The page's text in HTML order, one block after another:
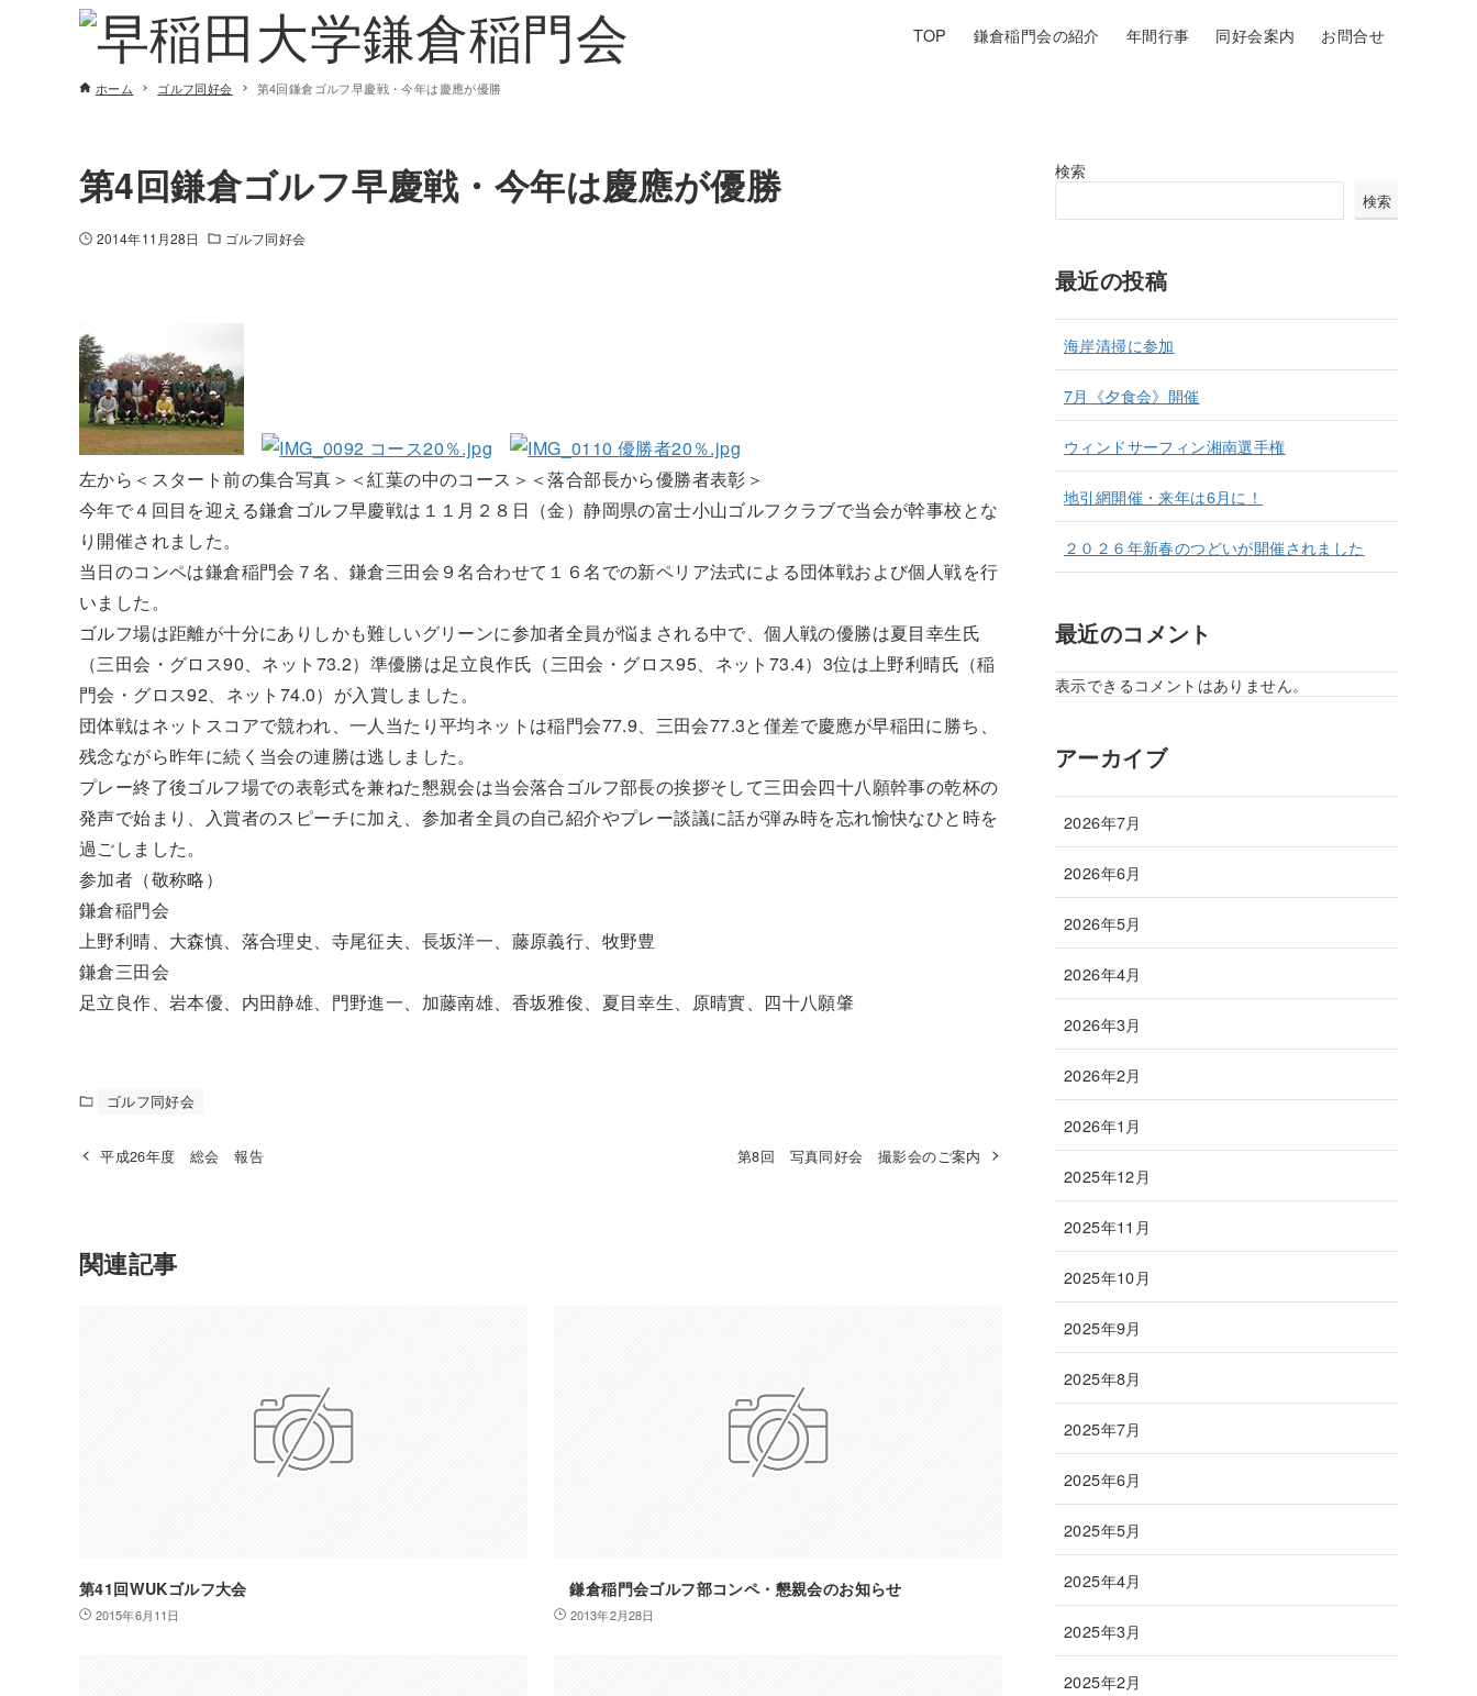
TOP 鎌倉稲門会の紹介 年間行事 同好会案内 お問合せ
ホーム ゴルフ同好会 第4回鎌倉ゴルフ早慶戦・今年は慶應が優勝
第4回鎌倉ゴルフ早慶戦・今年は慶應が優勝
2014年11月28日 ゴルフ同好会
左から＜スタート前の集合写真＞＜紅葉の中のコース＞＜落合部長から優勝者表彰＞
今年で４回目を迎える鎌倉ゴルフ早慶戦は１１月２８日（金）静岡県の富士小山ゴルフクラブで当会が幹事校とな
り開催されました。
当日のコンペは鎌倉稲門会７名、鎌倉三田会９名合わせて１６名での新ペリア法式による団体戦および個人戦を行
いました。
ゴルフ場は距離が十分にありしかも難しいグリーンに参加者全員が悩まされる中で、個人戦の優勝は夏目幸生氏
（三田会・グロス90、ネット73.2）準優勝は足立良作氏（三田会・グロス95、ネット73.4）3位は上野利晴氏（稲
門会・グロス92、ネット74.0）が入賞しました。
団体戦はネットスコアで競われ、一人当たり平均ネットは稲門会77.9、三田会77.3と僅差で慶應が早稲田に勝ち、
残念ながら昨年に続く当会の連勝は逃しました。
プレー終了後ゴルフ場での表彰式を兼ねた懇親会は当会落合ゴルフ部長の挨拶そして三田会四十八願幹事の乾杯の
発声で始まり、入賞者のスピーチに加え、参加者全員の自己紹介やプレー談議に話が弾み時を忘れ愉快なひと時を
過ごしました。
参加者（敬称略）
鎌倉稲門会
上野利晴、大森慎、落合理史、寺尾征夫、長坂洋一、藤原義行、牧野豊
鎌倉三田会
足立良作、岩本優、内田静雄、門野進一、加藤南雄、香坂雅俊、夏目幸生、原晴實、四十八願肇
ゴルフ同好会
平成26年度 総会 報告 第8回 写真同好会 撮影会のご案内
関連記事
第41回WUKゴルフ大会
2015年6月11日
鎌倉稲門会ゴルフ部コンペ・懇親会のお知らせ
2013年2月28日
検索
検索
最近の投稿
海岸清掃に参加
7月《夕食会》開催
ウィンドサーフィン湘南選手権
地引網開催・来年は6月に！
２０２６年新春のつどいが開催されました
最近のコメント
表示できるコメントはありません。
アーカイブ
2026年7月
2026年6月
2026年5月
2026年4月
2026年3月
2026年2月
2026年1月
2025年12月
2025年11月
2025年10月
2025年9月
2025年8月
2025年7月
2025年6月
2025年5月
2025年4月
2025年3月
2025年2月